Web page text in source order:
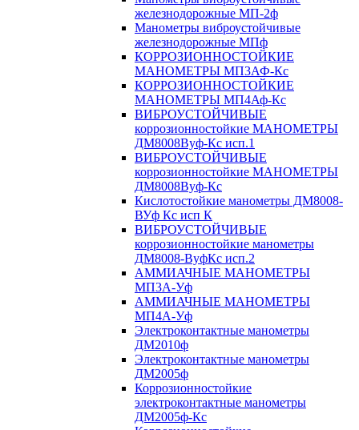
железнодорожные МП-2ф
Манометры виброустойчивые
железнодорожные МПф
КОРРОЗИОННОСТОЙКИЕ
МАНОМЕТРЫ МП3АФ-Кс
КОРРОЗИОННОСТОЙКИЕ
МАНОМЕТРЫ МП4Аф-Кс
ВИБРОУСТОЙЧИВЫЕ
коррозионностойкие МАНОМЕТРЫ
ДМ8008Вуф-Кс исп.1
ВИБРОУСТОЙЧИВЫЕ
коррозионностойкие МАНОМЕТРЫ
ДМ8008Вуф-Кс
Кислотостойкие манометры ДМ8008-
ВУф Кс исп К
ВИБРОУСТОЙЧИВЫЕ
коррозионностойкие манометры
ДМ8008-ВуфКс исп.2
АММИАЧНЫЕ МАНОМЕТРЫ
МП3А-Уф
АММИАЧНЫЕ МАНОМЕТРЫ
МП4А-Уф
Электроконтактные манометры
ДМ2010ф
Электроконтактные манометры
ДМ2005ф
Коррозионностойкие
электроконтактные манометры
ДМ2005ф-Кс